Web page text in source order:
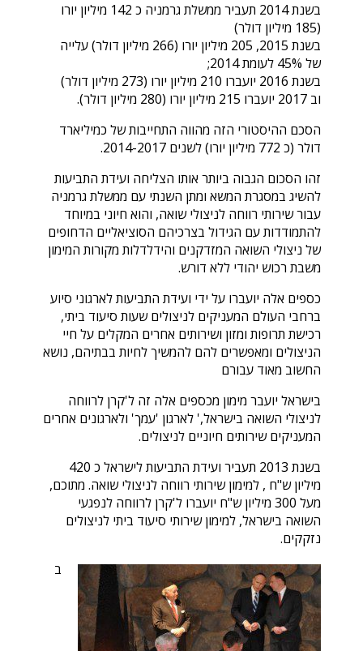
בשנת 2014 תעביר ממשלת גרמניה כ 142 מיליון יורו
בשנת 2015, 205 מיליון יורו (266 מיליון דולר) עלייה
הסכם ההיסטורי הזה מהווה התחייבות של כמיליארד
זהו הסכום הגבוה ביותר אותו הצליחה ועידת התביעות
להשיג במסגרת המשא ומתן השנתי עם ממשלת גרמניה
עבור שירותי רווחה לניצולי שואה, והוא חיוני במיוחד
להתמודדות עם הגידול בצרכיהם הסוציאליים הדחופים
של ניצולי השואה המזדקנים והידלדלות מקורות המימון
משבת רכוש יהודי ללא דורש.
כספים אלה יועברו על ידי ועידת התביעות לארגוני סיוע
ברחבי העולם המעניקים לניצולים שעות סיעוד ביתי,
רכישת תרופות ומזון ושירותים אחרים המקלים על חיי
הניצולים ומאפשרים להם להמשיך לחיות בבתיהם, נושא
החשוב מאוד עבורם
בישראל יועבר מימון מכספים אלה זה ל'קרן לרווחה
לניצולי השואה בישראל,' לארגון 'עמך' ולארגונים אחרים
המעניקים שירותים חיוניים לניצולים.
בשנת 2013 תעביר ועידת התביעות לישראל כ 420
מיליון ש"ח , למימון שירותי רווחה לניצולי שואה. מתוכם,
מעל 300 מיליון ש"ח יועברו ל'קרן לרווחה לנפגעי
השואה בישראל, למימון שירותי סיעוד ביתי לניצולים
ב